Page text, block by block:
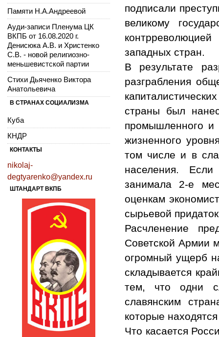
подписали
великому
западных стран.
В результате
разграбления
страны был
промышленного и
жизненного
том числе и в
населения.
занимала 2-е
оценкам
сырьевой
Расчленение
Советской Армии
огромный ущерб
складывается
тем, что одни
славянским
которые
Что касается
Памяти Н.А.Андреевой
Ауди-записи Пленума ЦК
ВКПБ от 16.08.2020 г.
Денисюка А.В. и Христенко
С.В. - новой религиозно-
меньшевистской партии
Стихи Дьяченко Виктора
Анатольевича
В СТРАНАХ СОЦИАЛИЗМА
Куба
КНДР
КОНТАКТЫ
nikolaj-
degtyarenko@yandex.ru
ШТАНДАРТ ВКПБ